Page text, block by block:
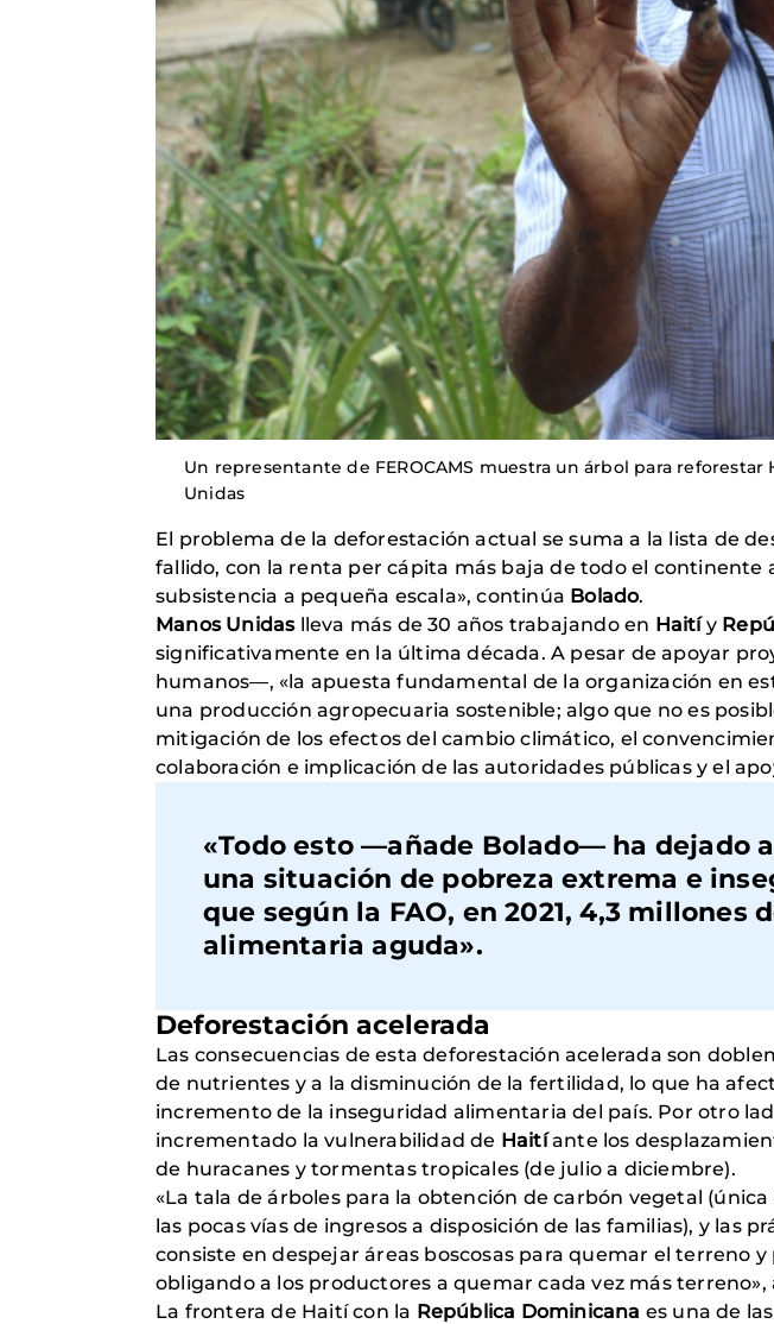
Un representante de FEROCAMS muestra un árbol para reforestar
Unidas
El problema de la deforestación actual se suma a la lista de
fallido, con la renta per cápita más baja de todo el
subsistencia a pequeña escala», continúa Bolado.
Manos Unidas lleva más de 30 años trabajando en Haitíy
significativamente en la última década. A pesar de apoyar
humanos—, «la apuesta fundamental de la organización en
una producción agropecuaria sostenible; algo que no es
mitigación de los efectos del cambio climático, el
colaboración e implicación de las autoridades públicas y el
«Todo esto —añade Bolado— ha dejado
una situación de pobreza extrema e
que según la FAO, en 2021, 4,3
alimentaria aguda».
Deforestación acelerada
Las consecuencias de esta deforestación acelerada son
de nutrientes y a la disminución de la fertilidad, lo que ha
incremento de la inseguridad alimentaria del país. Por otro
incrementado la vulnerabilidad de Haitíante los
de huracanes y tormentas tropicales (de julio a diciembre).
«La tala de árboles para la obtención de carbón vegetal
las pocas vías de ingresos a disposición de las familias), y las
consiste en despejar áreas boscosas para quemar el terreno
obligando a los productores a quemar cada vez más terreno»,
La frontera de Haití con la República Dominicana es una de